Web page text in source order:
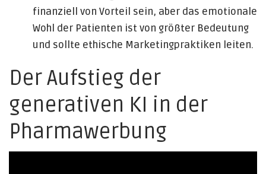
finanziell von Vorteil sein, aber das emotionale
Wohl der Patienten ist von größter Bedeutung
und sollte ethische Marketingpraktiken leiten.
Der Aufstieg der
generativen KI in der
Pharmawerbung